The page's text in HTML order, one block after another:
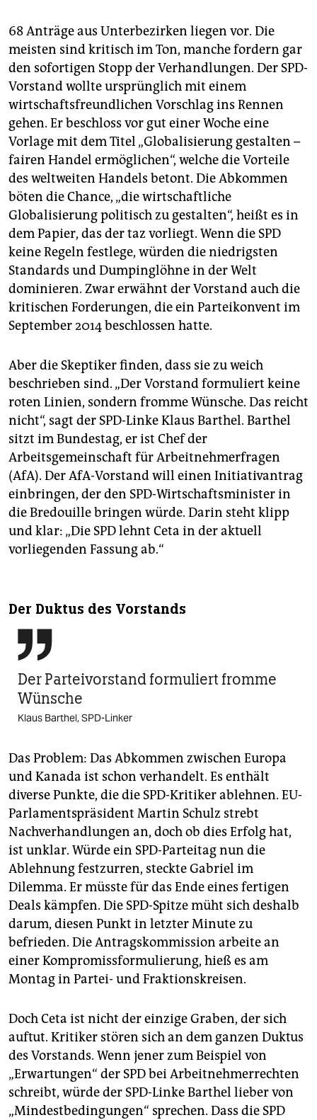
68 Anträge aus Unterbezirken liegen vor. Die
meisten sind kritisch im Ton, manche fordern gar
den sofortigen Stopp der Verhandlungen. Der SPD-
Vorstand wollte ursprünglich mit einem
wirtschaftsfreundlichen Vorschlag ins Rennen
gehen. Er beschloss vor gut einer Woche eine
Vorlage mit dem Titel „Globalisierung gestalten –
fairen Handel ermöglichen“, welche die Vorteile
des weltweiten Handels betont. Die Abkommen
böten die Chance, „die wirtschaftliche
Globalisierung politisch zu gestalten“, heißt es in
dem Papier, das der taz vorliegt. Wenn die SPD
keine Regeln festlege, würden die niedrigsten
Standards und Dumpinglöhne in der Welt
dominieren. Zwar erwähnt der Vorstand auch die
kritischen Forderungen, die ein Parteikonvent im
September 2014 beschlossen hatte.
Aber die Skeptiker finden, dass sie zu weich
beschrieben sind. „Der Vorstand formuliert keine
roten Linien, sondern fromme Wünsche. Das reicht
nicht“, sagt der SPD-Linke Klaus Barthel. Barthel
sitzt im Bundestag, er ist Chef der
Arbeitsgemeinschaft für Arbeitnehmerfragen
(AfA). Der AfA-Vorstand will einen Initiativantrag
einbringen, der den SPD-Wirtschaftsminister in
die Bredouille bringen würde. Darin steht klipp
und klar: „Die SPD lehnt Ceta in der aktuell
vorliegenden Fassung ab.“
Der Duktus des Vorstands

Der Parteivorstand formuliert fromme
Wünsche
Klaus Barthel, SPD-Linker
Das Problem: Das Abkommen zwischen Europa
und Kanada ist schon verhandelt. Es enthält
diverse Punkte, die die SPD-Kritiker ablehnen. EU-
Parlamentspräsident Martin Schulz strebt
Nachverhandlungen an, doch ob dies Erfolg hat,
ist unklar. Würde ein SPD-Parteitag nun die
Ablehnung festzurren, steckte Gabriel im
Dilemma. Er müsste für das Ende eines fertigen
Deals kämpfen. Die SPD-Spitze müht sich deshalb
darum, diesen Punkt in letzter Minute zu
befrieden. Die Antragskommission arbeite an
einer Kompromissformulierung, hieß es am
Montag in Partei- und Fraktionskreisen.
Doch Ceta ist nicht der einzige Graben, der sich
auftut. Kritiker stören sich an dem ganzen Duktus
des Vorstands. Wenn jener zum Beispiel von
„Erwartungen“ der SPD bei Arbeitnehmerrechten
schreibt, würde der SPD-Linke Barthel lieber von
„Mindestbedingungen“ sprechen. Dass die SPD